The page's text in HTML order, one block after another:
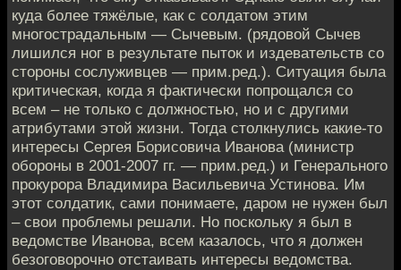
куда более тяжёлые, как с солдатом этим
многострадальным — Сычевым. (рядовой Сычев
лишился ног в результате пыток и издевательств со
стороны сослуживцев — прим.ред.). Ситуация была
критическая, когда я фактически попрощался со
всем – не только с должностью, но и с другими
атрибутами этой жизни. Тогда столкнулись какие-то
интересы Сергея Борисовича Иванова (министр
обороны в 2001-2007 гг. — прим.ред.) и Генерального
прокурора Владимира Васильевича Устинова. Им
этот солдатик, сами понимаете, даром не нужен был
– свои проблемы решали. Но поскольку я был в
ведомстве Иванова, всем казалось, что я должен
безоговорочно отстаивать интересы ведомства.